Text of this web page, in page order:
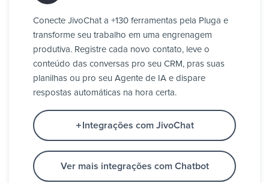
Conecte JivoChat a +130 ferramentas pela Pluga e
transforme seu trabalho em uma engrenagem
produtiva. Registre cada novo contato, leve o
conteúdo das conversas pro seu CRM, pras suas
planilhas ou pro seu Agente de IA e dispare
respostas automáticas na hora certa.
Integrações com JivoChat
Ver mais integrações com Chatbot